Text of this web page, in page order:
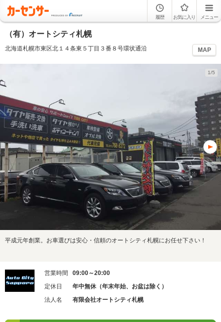
履歴 お気に入り メニュー
（有）オートシティ札幌
北海道札幌市東区北１４条東５丁目３番８号環状通沿 MAP
1/5
平成元年創業。お車選びは安心・信頼のオートシティ札幌にお任せ下さい！
営業時間
09:00～20:00
定休日
年中無休（年末年始、お盆は除く）
法人名
有限会社オートシティ札幌